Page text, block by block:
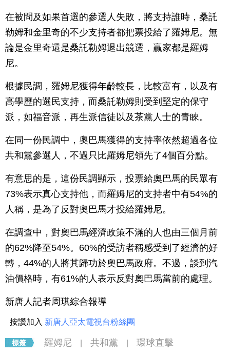
在被問及如果首選的參選人失敗，將支持誰時，桑託
勒姆和金里奇的不少支持者都把票投給了羅姆尼。無
論是金里奇還是桑託勒姆退出競選，贏家都是羅姆
尼。
根據民調，羅姆尼獲得年齡較長，比較富有，以及有
高學歷的選民支持，而桑託勒姆則受到堅定的保守
派，如福音派，再生派信徒以及茶黨人士的青睞。
在同一份民調中，奧巴馬獲得的支持率依然超過各位
共和黨參選人，不過只比羅姆尼領先了4個百分點。
有意思的是，這份民調顯示，投票給奧巴馬的民眾有
73%表示真心支持他，而羅姆尼的支持者中有54%的
人稱，是為了反對奧巴馬才投給羅姆尼。
在調查中，對奧巴馬經濟政策不滿的人也由三個月前
的62%降至54%。60%的受訪者稱感受到了經濟的好
轉，44%的人將其歸功於奧巴馬政府。不過，談到汽
油價格時，有61%的人表示反對奧巴馬當前的處理。
新唐人記者周琪綜合報導
按讚加入 新唐人亞太電視台粉絲團
羅姆尼 共和黨 環球直擊